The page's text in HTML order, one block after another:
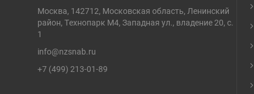
Москва, 142712, Московская область, Ленинский
район, Технопарк М4, Западная ул., владение 20, с.
1
info@nzsnab.ru
+7 (499) 213-01-89